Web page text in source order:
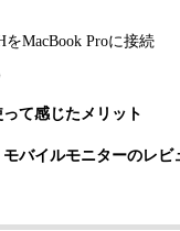
をMacBook Proに接続
て感じたメリット
バイルモニターのレビ